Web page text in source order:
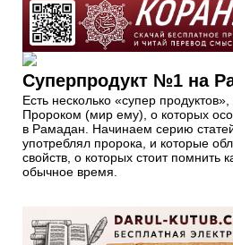
Суперпродукт №1 на
Есть несколько «супер
Пророком (мир ему), о которых
в Рамадан. Начинаем серию
употреблял пророка, и которые
свойств, о которых стоит помнить
обычное время.